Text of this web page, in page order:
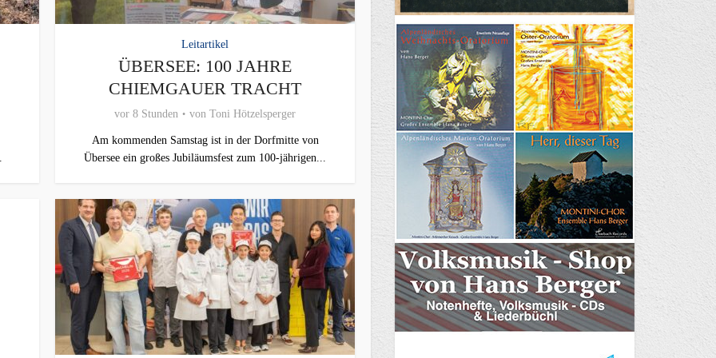
Leitartikel
ÜBERSEE: 100 JAHRE
CHIEMGAUER TRACHT
vor 8 Stunden von Toni Hötzelsperger
Am kommenden Samstag ist in der Dorfmitte von
Übersee ein großes Jubiläumsfest zum 100-jährigen...